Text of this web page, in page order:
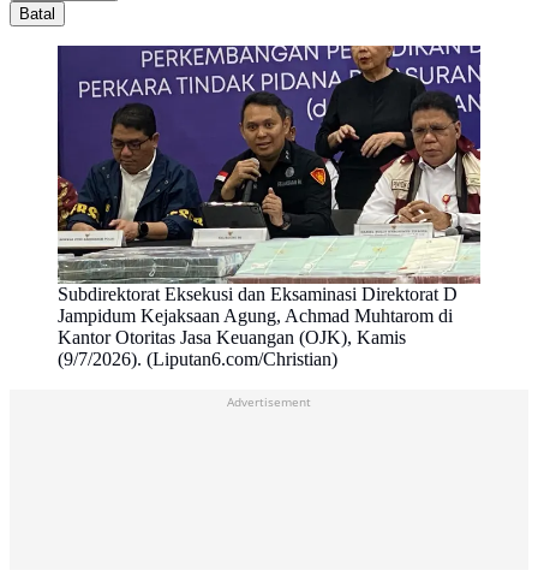
Batal
Subdirektorat Eksekusi dan Eksaminasi Direktorat D
Jampidum Kejaksaan Agung, Achmad Muhtarom di
Kantor Otoritas Jasa Keuangan (OJK), Kamis
(9/7/2026). (Liputan6.com/Christian)
Advertisement